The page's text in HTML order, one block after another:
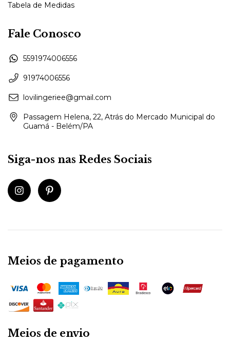
Tabela de Medidas
Fale Conosco
5591974006556
91974006556
lovilingeriee@gmail.com
Passagem Helena, 22, Atrás do Mercado Municipal do
Guamá - Belém/PA
Siga-nos nas Redes Sociais
Meios de pagamento
Meios de envio